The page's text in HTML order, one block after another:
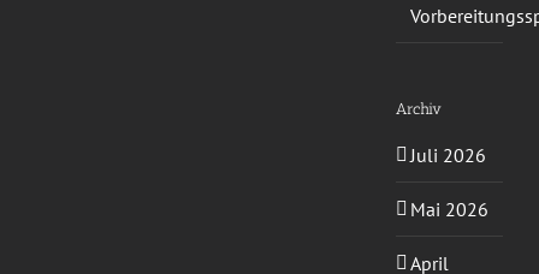
Archiv
Juli 2026
Mai 2026
April